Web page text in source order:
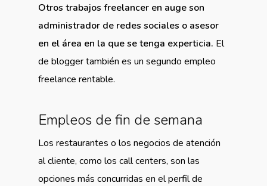
Otros trabajos freelancer en auge son
administrador de redes sociales o asesor
en el área en la que se tenga experticia. El
de blogger también es un segundo empleo
freelance rentable.
Empleos de fin de semana
Los restaurantes o los negocios de atención
al cliente, como los call centers, son las
opciones más concurridas en el perfil de